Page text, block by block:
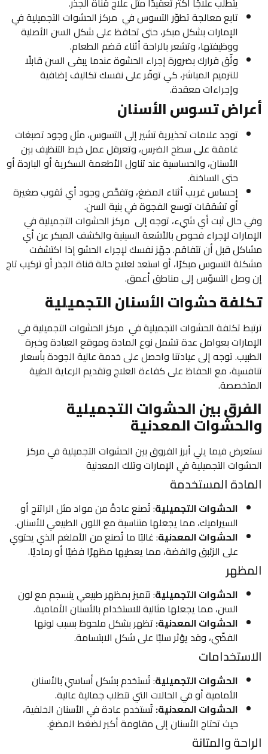
تابع معالجة تطوّر التسوس في مركز الحشوات التجميلية في
الإمارات بشكل مبكر، حتى تحافظ على شكل السن الأصلية
ووظيفتها، وتشعر بالراحة أثناء قضم الطعام.
وثّق قرارك بضرورة إجراء الحشوة عندما يبقى السن قابلًا
للترميم المباشر، كي توفّر على نفسك تكاليف إضافية
وإجراءات معقدة.
تسوس الأسنان
توجد علامات تحذيرية تشير إلى التسوس، مثل وجود تصبغات
غامقة على سطح الضرس، وتعرقل عمل خيط التنظيف بين
الأسنان، والحساسية عند تناول الأطعمة السكرية أو الباردة أو
حتى الساخنة.
إحساس غريب أثناء المضغ، وتفحَّص وجود أي ثقوب صغيرة
أو تشققات توسع الفجوة في بنية السن.
حال ثبت أي شيء، توجه إلى مركز الحشوات التجميلية في
لإجراء فحوص بالأشعة السينية والكشف المبكر عن أي
قبل أن تتفاقم. جهّز نفسك لإجراء الحشو إذا اكتشفت
التسوس مبكرًا، أو استعد لعلاج حالة قناة الجذر أو تركيب تاج
التسوّس إلى مناطق أعمق.
حشوات الأسنان التجميلية
تكلفة الحشوات التجميلية في مركز الحشوات التجميلية في
بعوامل عدة تشمل نوع المادة وموقع العيادة وخبرة
توجه إلى عيادتنا واحصل على خدمة عالية الجودة بأسعار
مع الحفاظ على كفاءة العلاج وتقديم الرعاية الطبية
بين الحشوات التجميلية
المعدنية
فيما يلي أبرز الفروق بين الحشوات التجميلية في مركز
التجميلية في الإمارات وتلك المعدنية
المستخدمة
الحشوات التجميلية: تُصنع عادةً من مواد مثل الراتنج أو
السيراميك، مما يجعلها متناسبة مع اللون الطبيعي للأسنان.
الحشوات المعدنية: غالبًا ما تُصنع من الأملغم الذي يحتوي
على الزئبق والفضة، مما يعطيها مظهرًا فضيًا أو رماديًا.
الحشوات التجميلية: تتميز بمظهر طبيعي ينسجم مع لون
السن، مما يجعلها مثالية للاستخدام بالأسنان الأمامية.
الحشوات المعدنية:تظهر بشكل ملحوظ بسبب لونها
الفضّي، وقد يؤثر سلبًا على شكل الابتسامة.
الحشوات التجميلية: تُستخدم بشكل أساسي بالأسنان
الأمامية أو في الحالات التي تتطلب جمالية عالية.
الحشوات المعدنية:تُستخدم عادة في الأسنان الخلفية،
حيث تحتاج الأسنان إلى مقاومة أكبر لضغط المضغ.
والمتانة